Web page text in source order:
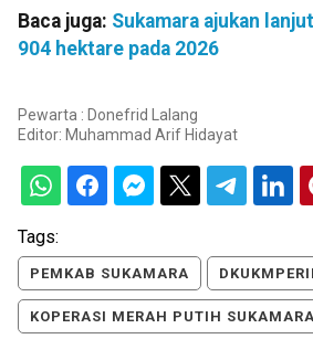
Baca juga: Sukamara ajukan
904 hektare pada 2026
Pewarta : Donefrid Lalang
Editor: Muhammad Arif Hidayat
Tags:
PEMKAB SUKAMARA
KOPERASI MERAH PUTIH SUKAMARA